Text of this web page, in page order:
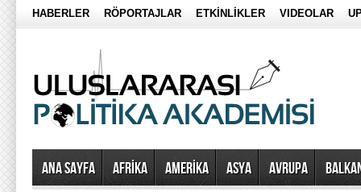
HABERLER RÖPORTAJLAR ETKİNLİKLER VIDEOLAR
Ana Sayfa AFRİKA AMERİKA ASYA AVRUPA